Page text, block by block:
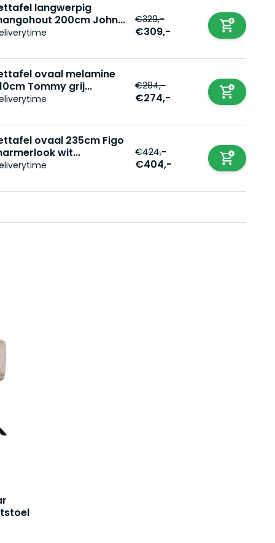
langwerpig
200cm John...
€329,-
€309,-
ovaal melamine
Tommy grij...
€284,-
€274,-
ovaal 235cm Figo
wit...
€424,-
€404,-